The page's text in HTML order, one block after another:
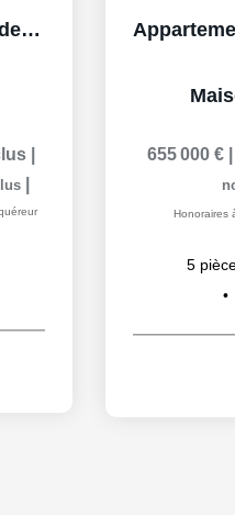
Appartement 3 pièces de 73 m² - Maisons-Laffitte , quartier...
655 000 €
Honoraires
5